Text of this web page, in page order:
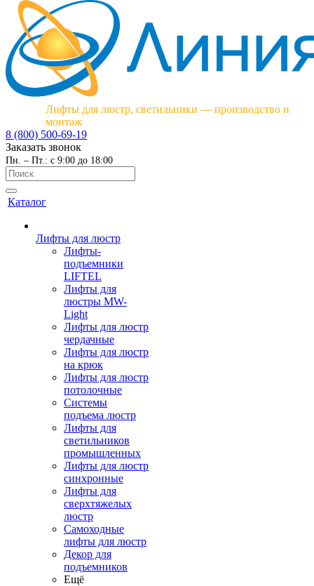
Лифты для люстр, светильники — производство и
монтаж
8 (800) 500-69-19
Заказать звонок
Пн. – Пт.: с 9:00 до 18:00
Каталог
Лифты для люстр
Лифты-
подъемники
LIFTEL
Лифты для
люстры MW-
Light
Лифты для люстр
чердачные
Лифты для люстр
на крюк
Лифты для люстр
потолочные
Системы
подъема люстр
Лифты для
светильников
промышленных
Лифты для люстр
синхронные
Лифты для
сверхтяжелых
люстр
Самоходные
лифты для люстр
Декор для
подъемников
Ещё